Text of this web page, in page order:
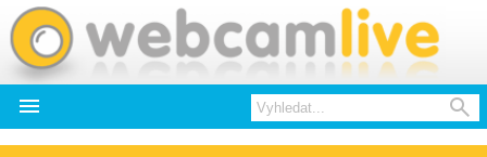
 